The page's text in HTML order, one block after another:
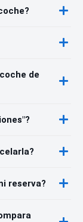
de
reserva?